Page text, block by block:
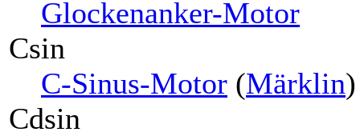
Glockenanker-Motor
Csin
C-Sinus-Motor (Märklin)
Cdsin